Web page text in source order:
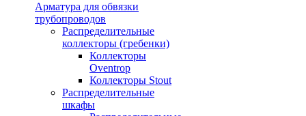
Арматура для обвязки
трубопроводов
Распределительные
коллекторы (гребенки)
Коллекторы
Oventrop
Коллекторы Stout
Распределительные
шкафы